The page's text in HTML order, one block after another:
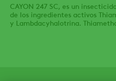
CAYON 247 SC, es un
de los ingredientes activos
y Lambdacyhalotrina.